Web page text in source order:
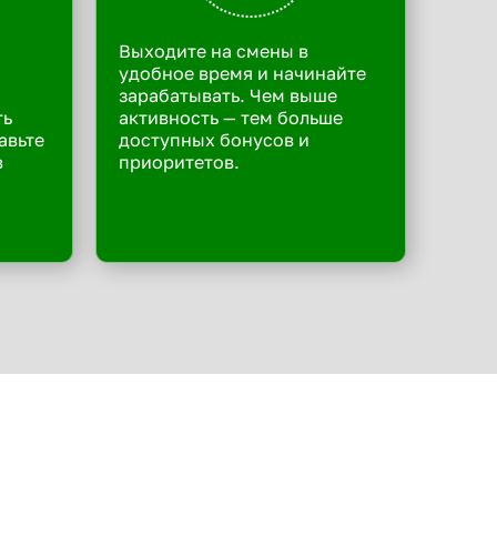
Выходите на смены в
удобное время и начинайте
зарабатывать. Чем выше
активность — тем больше
доступных бонусов и
приоритетов.